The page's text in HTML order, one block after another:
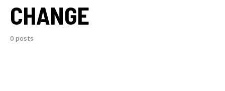
CHANGE
0 posts